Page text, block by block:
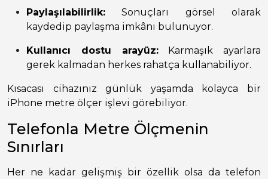
Paylaşılabilirlik: Sonuçları görsel olarak
kaydedip paylaşma imkânı bulunuyor.
Kullanıcı dostu arayüz:Karmaşık ayarlara
gerek kalmadan herkes rahatça kullanabiliyor.
Kısacası cihazınız günlük yaşamda kolayca bir
iPhone metre ölçer işlevi görebiliyor.
Telefonla Metre Ölçmenin
Sınırları
Her ne kadar gelişmiş bir özellik olsa da telefon